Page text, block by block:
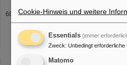
Pakete
Go4 version 6.4.0 (March, 17th
prebuild image from Docker hub Alte
v6.3.0(full sources ) Go4 version
folgende Vereinbarung akzeptiert:
Cookie-Hinweis und weitere
Essentials (immer
Zweck: Unbedingt erforderliche
Matomo